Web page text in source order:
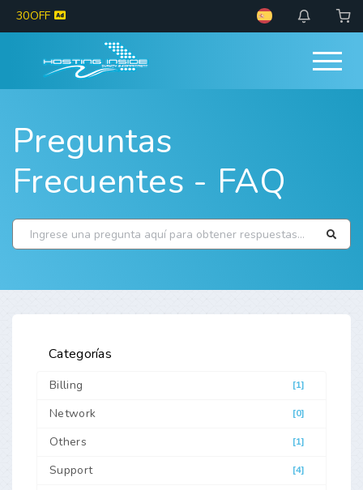
30OFF
Preguntas
Frecuentes - FAQ
Categorías
[1]
Billing
[0]
Network
[1]
Others
[4]
Support